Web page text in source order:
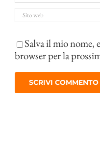
Salva il mio nome,
browser per la